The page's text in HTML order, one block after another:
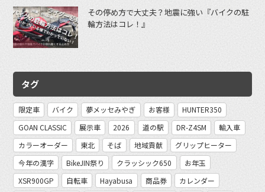
その停め方で大丈夫？地震に強い『バイクの駐
輪方法はコレ！』
タグ
限定車 バイク 夢メッセみやぎ お客様
HUNTER350
GOAN CLASSIC
展示車 2026 道の駅 DR-Z4SM
輸入車
カラーオーダー
東北 そば 地域貢献
グリップヒーター
今年の漢字
BikeJIN祭り クラッシック650
お年玉
XSR900GP
自転車 Hayabusa 商品券
カレンダー